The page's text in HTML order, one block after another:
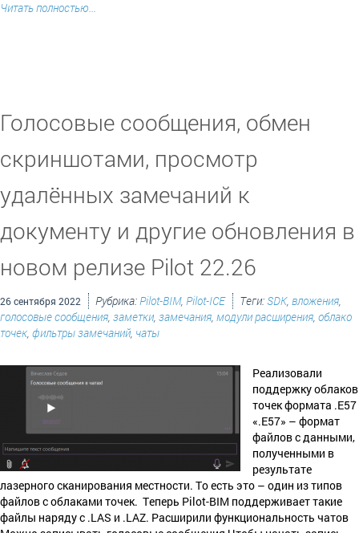
Читать полностью...
Голосовые сообщения, обмен
скриншотами, просмотр
удалённых замечаний к
документу и другие обновления в
новом релизе Pilot 22.26
26 сентября 2022 Рубрика:Pilot-BIM, Pilot-ICE Теги: SDK, вложения,
голосовые сообщения, заметки, замечания, модули расширения, облако
точек, фильтры замечаний, чаты
Реализовали
поддержку облаков
точек формата .E57
«.E57» – формат
файлов с данными,
полученными в
результате
лазерного сканирования местности. То есть это – один из типов
файлов с облаками точек. Теперь Pilot-BIM поддерживает такие
файлы наряду с .LAS и .LAZ. Расширили функциональность чатов